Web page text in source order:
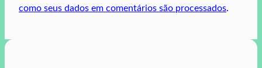
como seus dados em comentários são processados.